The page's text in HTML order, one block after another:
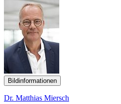
Bildinformationen
Dr. Matthias Miersch